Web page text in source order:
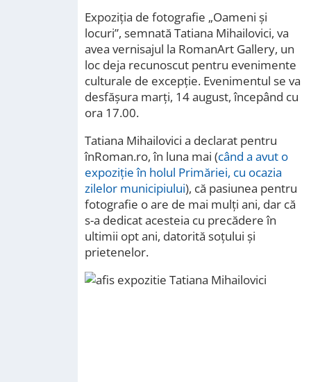
Expoziția de fotografie „Oameni și
locuri”, semnată Tatiana Mihailovici, va
avea vernisajul la RomanArt Gallery, un
loc deja recunoscut pentru evenimente
culturale de excepție. Evenimentul se va
desfășura marți, 14 august, începând cu
ora 17.00.
Tatiana Mihailovici a declarat pentru
înRoman.ro, în luna mai (când a avut o
expoziție în holul Primăriei, cu ocazia
zilelor municipiului), că pasiunea pentru
fotografie o are de mai mulți ani, dar că
s-a dedicat acesteia cu precădere în
ultimii opt ani, datorită soțului și
prietenelor.